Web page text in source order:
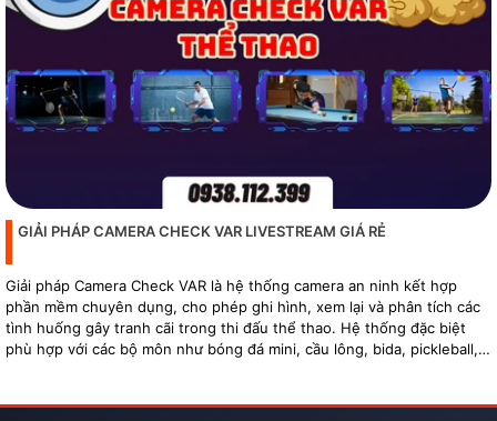
GIẢI PHÁP CAMERA CHECK VAR LIVESTREAM GIÁ RẺ
Giải pháp Camera Check VAR là hệ thống camera an ninh kết hợp
phần mềm chuyên dụng, cho phép ghi hình, xem lại và phân tích các
tình huống gây tranh cãi trong thi đấu thể thao. Hệ thống đặc biệt
phù hợp với các bộ môn như bóng đá mini, cầu lông, bida, pickleball,